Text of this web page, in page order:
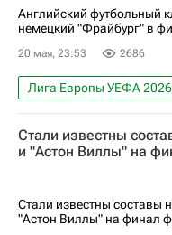
Фрайбург
Унаи
Эмилиано Мартинес
Английский футбольный
немецкий "Фрайбург" в
20 мая, 23:53 2686
Лига Европы УЕФА
Спорт
Астон Вилла
Стали известны
и "Астон Виллы" на
Стали известны составы
"Астон Виллы" на финал